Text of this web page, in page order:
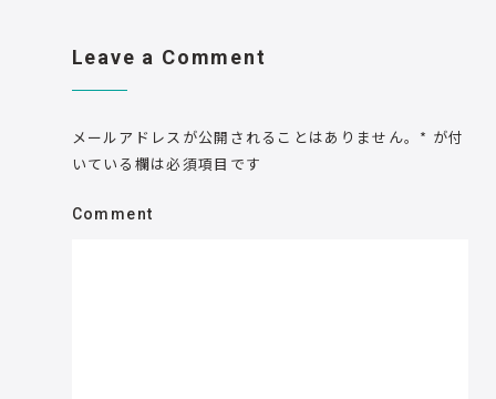
Leave a Comment
メールアドレスが公開されることはありません。 * が付
いている欄は必須項目です
Comment